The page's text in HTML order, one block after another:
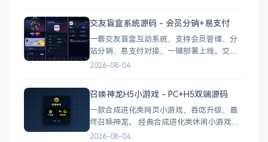
分析报表 技术栈 后端：PHP
交友盲盒系统源码 - 会员分销+易支付
一套交友盲盒互动系统，支持会员管理、分
站分销、易支付对接，一键部署上线。交友
盲盒系统源码，支持会员系统、多商户分
建。 核心功能 会员系统：自定义价格、会
员等级 分销系统：代理商机制、佣金
2026-08-04
召唤神龙H5小游戏 - PC+H5双端源码
一款合成进化类网页小游戏，吞吃升级、最
终召唤神龙。 经典合成进化类休闲小游戏，
双版本可选：正常版挑战通关、无敌版轻松
2026-08-04